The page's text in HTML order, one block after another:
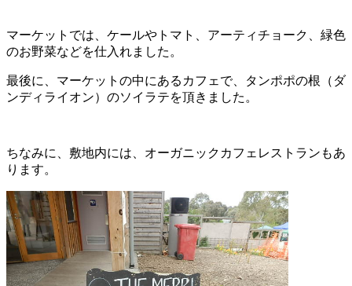
マーケットでは、ケールやトマト、アーティチョーク、緑色
のお野菜などを仕入れました。
最後に、マーケットの中にあるカフェで、タンポポの根（ダ
ンディライオン）のソイラテを頂きました。
ちなみに、敷地内には、オーガニックカフェレストランもあ
ります。